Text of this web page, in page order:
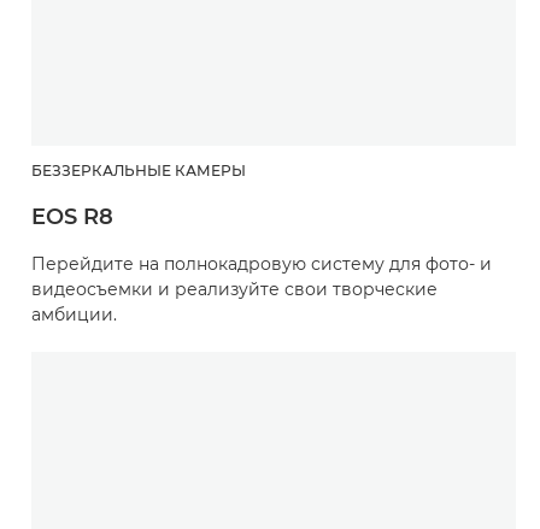
БЕЗЗЕРКАЛЬНЫЕ КАМЕРЫ
EOS R8
Перейдите на полнокадровую систему для фото- и
видеосъемки и реализуйте свои творческие
амбиции.